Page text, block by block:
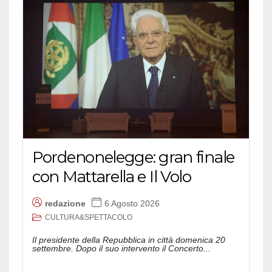
Pordenonelegge: gran finale
con Mattarella e Il Volo
redazione 6 Agosto 2026
CULTURA&SPETTACOLO
Il presidente della Repubblica in città domenica 20
settembre. Dopo il suo intervento il Concerto...